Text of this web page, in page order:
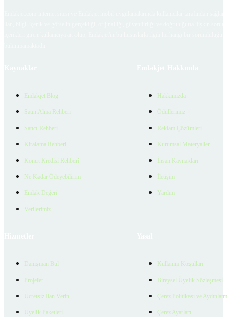
Emlakjet Blog
Satın Alma Rehberi
Satıcı Rehberi
Kiralama Rehberi
Konut Kredisi Rehberi
Ne Kadar Ödeyebilirim
Emlak Değeri
Verilerimiz
Hakkımızda
Ödüllerimiz
Reklam Çözümleri
Kurumsal Materyaller
İnsan Kaynakları
İletişim
Yardım
Danışman Bul
Projeler
Ücretsiz İlan Verin
Üyelik Paketleri
Kullanım Koşulları
Bireysel Üyelik Sözleşmesi
Çerez Politikası ve
Çerez Ayarları